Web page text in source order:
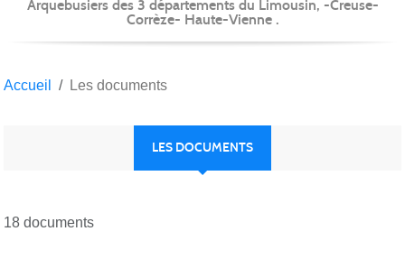
Arquebusiers des 3 départements du Limousin, -Creuse-
Corrèze- Haute-Vienne .
Accueil Les documents
LES DOCUMENTS
18 documents